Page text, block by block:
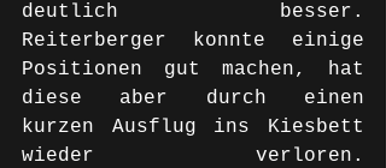
deutlich besser.
Reiterberger konnte einige
Positionen gut machen, hat
diese aber durch einen
kurzen Ausflug ins Kiesbett
wieder verloren.